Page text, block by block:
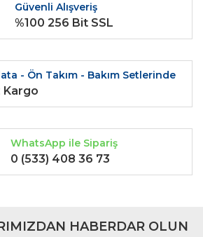
Gönder
Güvenli Alışveriş
%100 256 Bit SSL
- Ön Takım - Bakım Setlerinde
Kargo
WhatsApp ile Sipariş
0 (533) 408 36 73
HABERDAR OLUN